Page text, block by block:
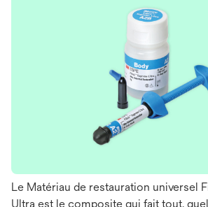
Le Matériau de restauration universel
Ultra est le composite qui fait tout,